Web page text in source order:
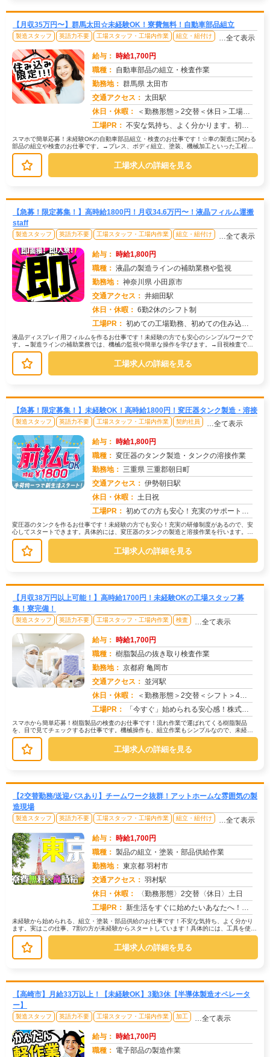
【月収35万円〜】群馬太田☆未経験OK！寮費無料！自動車部品組立
製造スタッフ 英語力不要 工場スタッフ・工場内作業 組立・組付け …全て表示
給与： 時給1,700円
職種： 自動車部品の組立・検査作業
勤務地： 群馬県 太田市
交通アクセス： 太田駅
休日・休暇：
＜勤務形態＞2交替＜休日＞工場カレンダーによる/長期休暇/GW /夏季/ 年末年始
工場PR： 不安な気持ち、よく分かります。初めての仕事、初めての場所…でも大丈夫！☆未経験者多数活躍中！☆経験やスキルは一切問...
スマホで簡単応募！未経験OKの自動車部品組立・検査のお仕事です！☆車の製造に関わる
部品の組立や検査のお仕事です。→プレス、ボディ組立、塗装、機械加工といった工程で
製造された部品を扱います。☆ライ...
工場求人の詳細を見る
【急募！限定募集！】高時給1800円！月収34.6万円〜！液晶フィルム運搬
staff
製造スタッフ 英語力不要 工場スタッフ・工場内作業 組立・組付け …全て表示
給与： 時給1,800円
職種： 液晶の製造ラインの補助業務や監視
勤務地： 神奈川県 小田原市
交通アクセス： 井細田駅
休日・休暇： 6勤2休のシフト制
工場PR： 初めての工場勤務、初めての住み込み…不安は尽きないですよね。でも大丈夫！株式会社京栄センターなら、あなたをしっかり...
液晶ディスプレイ用フィルムを作るお仕事です！未経験の方でも安心のシンプルワークで
す。→製造ラインの補助業務では、機械の監視や簡単な操作を学びます。→目視検査で
は、製品に傷や汚れがないか確認します...
工場求人の詳細を見る
【急募！限定募集！】未経験OK！高時給1800円！変圧器タンク製造・溶接
製造スタッフ 英語力不要 工場スタッフ・工場内作業 契約社員 …全て表示
給与： 時給1,800円
職種： 変圧器のタンク製造・タンクの溶接作業
勤務地： 三重県 三重郡朝日町
交通アクセス： 伊勢朝日駅
休日・休暇： 土日祝
工場PR： 初めての方も安心！充実のサポート体制で新しい生活を始めませんか？→日勤のみなので、プライベートの時間もしっかり確保...
変圧器のタンクを作るお仕事です！未経験の方でも安心！充実の研修制度があるので、安
心してスタートできます。具体的には、変圧器のタンクの製造と溶接作業を行います。
→ まずは研修で、丁寧に作業手順を学...
工場求人の詳細を見る
【月収38万円以上可能！】高時給1700円！未経験OKの工場スタッフ募
集！寮完備！
製造スタッフ 英語力不要 工場スタッフ・工場内作業 検査 …全て表示
給与： 時給1,700円
職種： 樹脂製品の抜き取り検査作業
勤務地： 京都府 亀岡市
交通アクセス： 並河駅
休日・休暇：
＜勤務形態＞2交替＜シフト＞4勤2休＜休日＞工場カレンダーによる
工場PR：
「今すぐ」始められる安心感！株式会社京栄センターで新しい一歩を踏み出してみませんか？→未経験者多数活躍中！経験やス...
スマホから簡単応募！樹脂製品の検査のお仕事です！流れ作業で運ばれてくる樹脂製品
を、目で見てチェックするお仕事です。機械操作も、組立作業もシンプルなので、未経験
の方でも安心！【具体的には】→製品を...
工場求人の詳細を見る
【2交替勤務/送迎バスあり】チームワーク抜群！アットホームな雰囲気の製
造現場
製造スタッフ 英語力不要 工場スタッフ・工場内作業 組立・組付け …全て表示
給与： 時給1,700円
職種： 製品の組立・塗装・部品供給作業
勤務地： 東京都 羽村市
交通アクセス： 羽村駅
休日・休暇：
〈勤務形態〉2交替〈休日〉土日
工場PR： 新生活をすぐに始めたいあなたへ！株式会社京栄センターでは、未経験者も安心してスタートできる環境が整っています。→最...
未経験から始められる、組立・塗装・部品供給のお仕事です！不安な気持ち、よく分かり
ます。実はこの仕事、7割の方が未経験からスタートしています！具体的には、工具を使っ
て部品を組み立てたり、塗装機械を...
工場求人の詳細を見る
【高崎市】月給33万以上！【未経験OK】3勤3休【半導体製造オペレータ
ー】
製造スタッフ 英語力不要 工場スタッフ・工場内作業 加工 …全て表示
給与： 時給1,700円
職種： 電子部品の製造作業